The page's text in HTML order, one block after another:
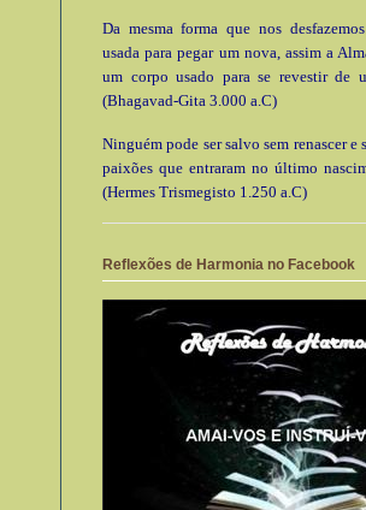
Da mesma forma que nos
usada para pegar um nova, assim a
um corpo usado para se revestir de
(Bhagavad-Gita 3.000 a.C)
Ninguém pode ser salvo sem renascer e
paixões que entraram no último
(Hermes Trismegisto 1.250 a.C)
Reflexões de Harmonia no Facebook